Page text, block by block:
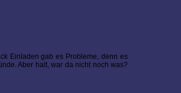
Einladen gab es Probleme, denn es
Aber halt, war da nicht noch was?